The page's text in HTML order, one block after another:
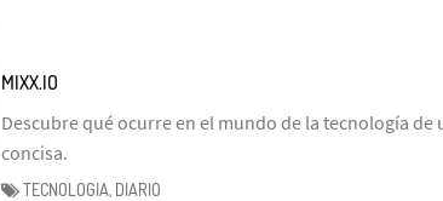
MIXX.IO
Descubre qué ocurre en el mundo de la tecnología de
concisa.
TECNOLOGIA, DIARIO